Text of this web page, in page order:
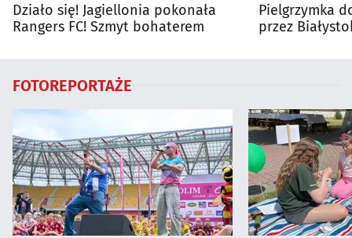
Działo się! Jagiellonia pokonała
Rangers FC! Szmyt bohaterem
Pielgrzymka
przez
FOTOREPORTAŻE